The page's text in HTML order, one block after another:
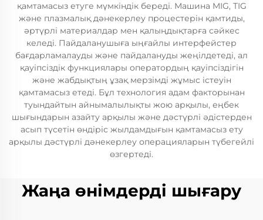
қамтамасыз етуге мүмкіндік береді. Машина MIG, TIG
және плазмалық дәнекерлеу процестерін қамтиды,
әртүрлі материалдар мен қалыңдықтарға сәйкес
келеді. Пайдаланушыға ыңғайлы интерфейстер
бағдарламалауды және пайдалануды жеңілдетеді, ал
қауіпсіздік функциялары оператордың қауіпсіздігін
және жабдықтың ұзақ мерзімді жұмыс істеуін
қамтамасыз етеді. Бұл технология адам факторынан
туындайтын айнымалылықты жою арқылы, еңбек
шығындарын азайту арқылы және дәстүрлі әдістерден
асып түсетін өндіріс жылдамдығын қамтамасыз ету
арқылы дәстүрлі дәнекерлеу операцияларын түбегейлі
өзгертеді.
Жаңа өнімдерді шығару